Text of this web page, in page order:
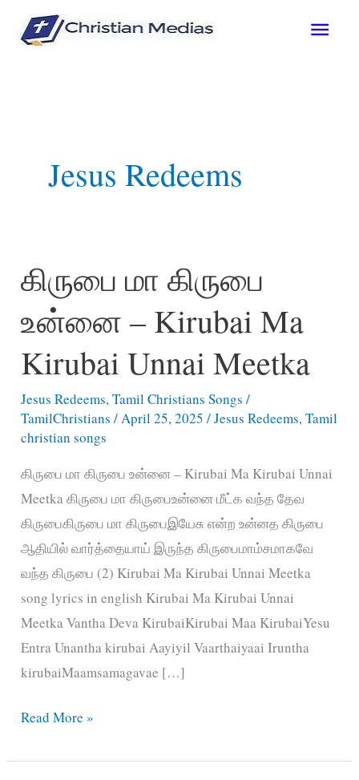
Main
Jesus Redeems
கிருபை மா கிருபை
உன்னை – Kirubai Ma
Kirubai Unnai Meetka
Jesus Redeems,Tamil Christians Songs /
TamilChristians/ April 25, 2025/Jesus Redeems,Tamil
christian songs
கிருபை மா கிருபை உன்னை – Kirubai Ma Kirubai Unnai
Meetka கிருபை மா கிருபைஉன்னை மீட்க வந்த தேவ
கிருபைகிருபை மா கிருபைஇயேசு என்ற உன்னத கிருபை
ஆதியில் வார்த்தையாய் இருந்த கிருபைமாம்சமாகவே
வந்த கிருபை (2) Kirubai Ma Kirubai Unnai Meetka
song lyrics in english Kirubai Ma Kirubai Unnai
Meetka Vantha Deva KirubaiKirubai Maa KirubaiYesu
Entra Unantha kirubai Aayiyil Vaarthaiyaai Iruntha
kirubaiMaamsamagavae […]
கிருபை
கிருபை
Read More »